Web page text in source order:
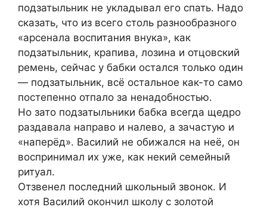
подзатыльник не укладывал его спать. Надо
сказать, что из всего столь разнообразного
«арсенала воспитания внука», как
подзатыльник, крапива, лозина и отцовский
ремень, сейчас у бабки остался только один
— подзатыльник, всё остальное как-то само
постепенно отпало за ненадобностью.
Но зато подзатыльники бабка всегда щедро
раздавала направо и налево, а зачастую и
«наперёд». Василий не обижался на неё, он
воспринимал их уже, как некий семейный
ритуал.
Отзвенел последний школьный звонок. И
хотя Василий окончил школу с золотой